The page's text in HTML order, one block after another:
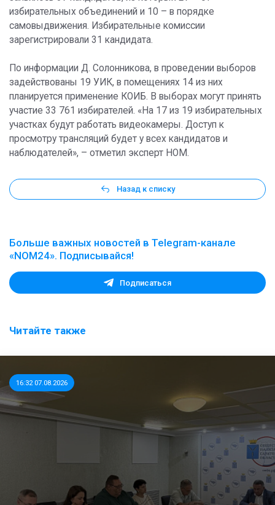
избирательных объединений и 10 – в порядке
самовыдвижения. Избирательные комиссии
зарегистрировали 31 кандидата.
По информации Д. Солонникова, в проведении выборов
задействованы 19 УИК, в помещениях 14 из них
планируется применение КОИБ. В выборах могут принять
участие 33 761 избирателей. «На 17 из 19 избирательных
участках будут работать видеокамеры. Доступ к
просмотру трансляций будет у всех кандидатов и
наблюдателей», – отметил эксперт НОМ.
Назад к списку
Больше важных новостей в Telegram-канале
«NOM24». Подписывайся!
Подписаться
Читайте также
16:32 07.08.2026